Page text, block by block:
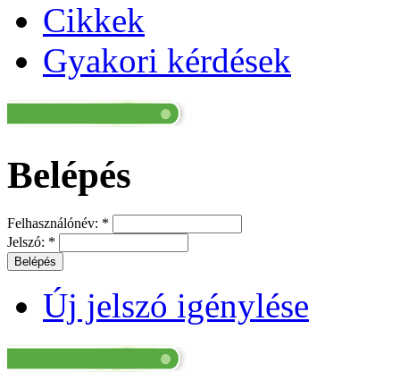
Cikkek
Gyakori kérdések
Belépés
Felhasználónév: *
Jelszó: *
Új jelszó igénylése